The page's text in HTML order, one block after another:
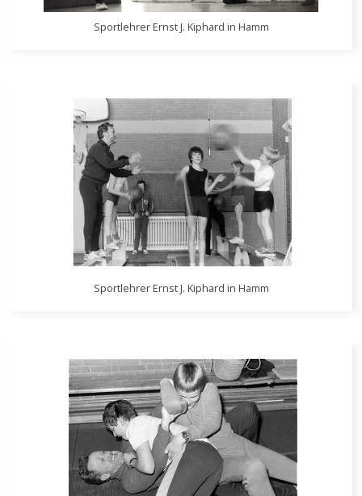
Sportlehrer Ernst J. Kiphard in Hamm
Sportlehrer Ernst J. Kiphard in Hamm